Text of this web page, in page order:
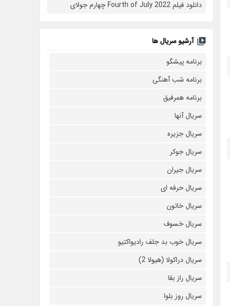
دانلود فیلم Fourth of July 2022 چهارم جولای
آرشیو سریال ها
برنامه پیشگو
برنامه شب آهنگی
برنامه همرفیق
سریال آنها
سریال جزیره
سریال جوکر
سریال جیران
سریال حرفه ای
سریال خاتون
سریال خسوف
سریال خوب بد جلف رادیواکتیو
سریال دراکولا (هیولا 2)
سریال راز بقا
سریال روز بلوا